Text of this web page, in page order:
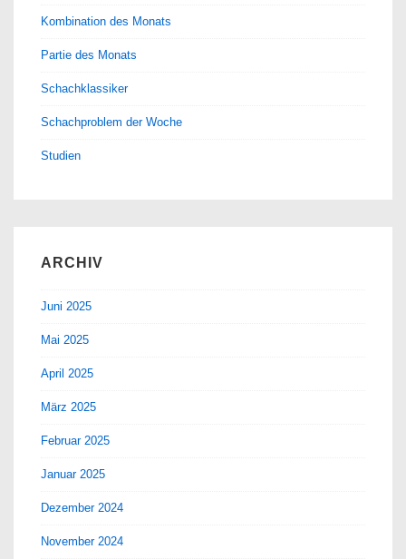
Kombination des Monats
Partie des Monats
Schachklassiker
Schachproblem der Woche
Studien
ARCHIV
Juni 2025
Mai 2025
April 2025
März 2025
Februar 2025
Januar 2025
Dezember 2024
November 2024